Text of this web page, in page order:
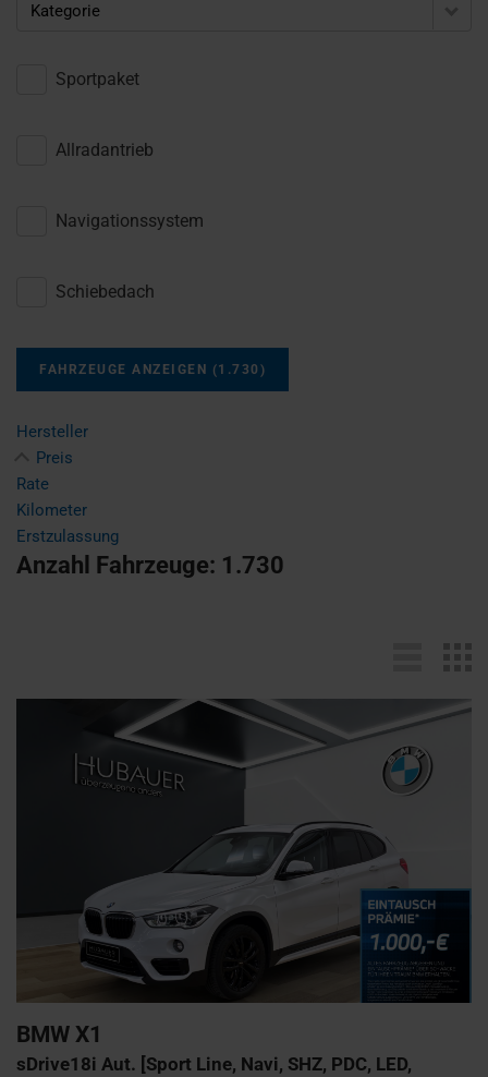
Kategorie
Sportpaket
Allradantrieb
Navigationssystem
Schiebedach
FAHRZEUGE ANZEIGEN (1.730 )
Hersteller
Preis
Rate
Kilometer
Erstzulassung
Anzahl Fahrzeuge: 1.730
BMW X1
sDrive18i Aut. [Sport Line, Navi, SHZ, PDC, LED,